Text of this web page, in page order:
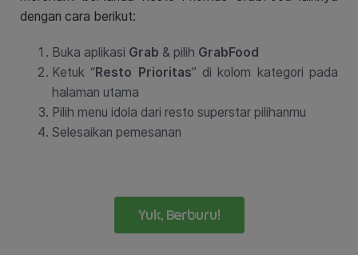
dengan cara berikut:
Buka aplikasi Grab & pilih GrabFood
Ketuk “Resto Prioritas” di kolom kategori pada
halaman utama
Pilih menu idola dari resto superstar pilihanmu
Selesaikan pemesanan
Yuk, Berburu!